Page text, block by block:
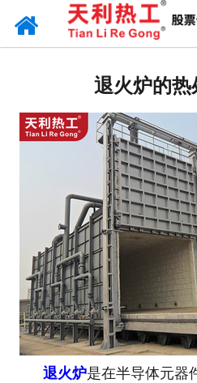
退火炉的热
退火炉是在半导体元器